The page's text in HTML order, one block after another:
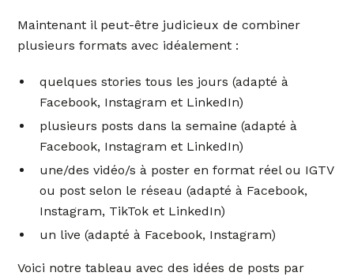
Maintenant il peut-être judicieux de combiner
plusieurs formats avec idéalement :
quelques stories tous les jours (adapté à
Facebook, Instagram et LinkedIn)
plusieurs posts dans la semaine (adapté à
Facebook, Instagram et LinkedIn)
une/des vidéo/s à poster en format réel ou IGTV
ou post selon le réseau (adapté à Facebook,
Instagram, TikTok et LinkedIn)
un live (adapté à Facebook, Instagram)
Voici notre tableau avec des idées de posts par